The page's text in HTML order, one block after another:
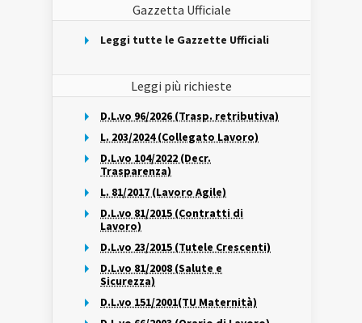
Gazzetta Ufficiale
Leggi tutte le Gazzette Ufficiali
Leggi più richieste
D.L.vo 96/2026 (Trasp. retributiva)
L. 203/2024 (Collegato Lavoro)
D.L.vo 104/2022 (Decr.
Trasparenza)
L. 81/2017 (Lavoro Agile)
D.L.vo 81/2015 (Contratti di
Lavoro)
D.L.vo 23/2015 (Tutele Crescenti)
D.L.vo 81/2008 (Salute e
Sicurezza)
D.L.vo 151/2001(TU Maternità)